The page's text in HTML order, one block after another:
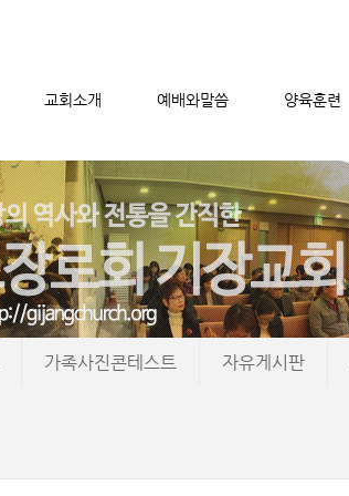
교회소개 예배와말씀 양육훈련
메뉴 건너뛰기
가족사진콘테스트 자유게시판